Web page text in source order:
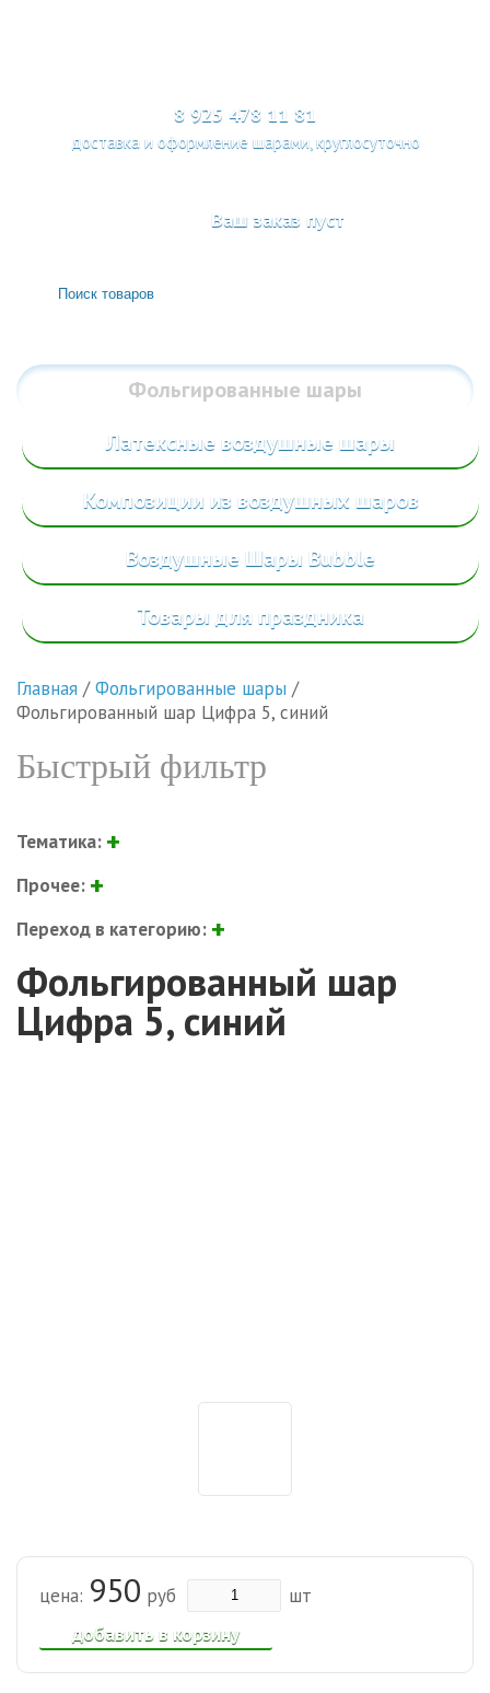
8 925 478 11 81
доставка и оформление шарами, круглосуточно
Ваш заказ пуст
Фольгированные шары
Латексные воздушные шары
Композиции из воздушных шаров
Воздушные Шары Bubble
Товары для праздника
Главная /Фольгированные шары /
Фольгированный шар Цифра 5, синий
Быстрый фильтр
Тематика:
Прочее:
Переход в категорию:
Фольгированный шар
Цифра 5, синий
добавить в корзину
цена: 950 руб шт